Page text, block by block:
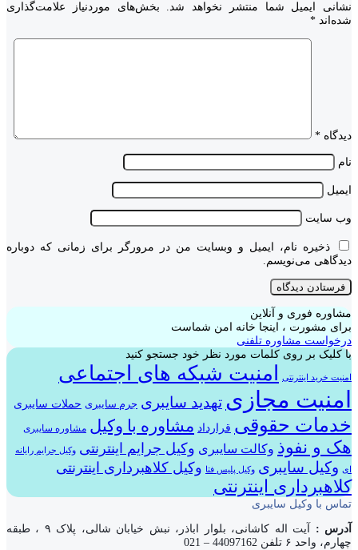
نشانی ایمیل شما منتشر نخواهد شد.
بخش‌های موردنیاز علامت‌گذاری
شده‌اند *
دیدگاه *
نام
ایمیل
وب‌ سایت
ذخیره نام، ایمیل و وبسایت من در مرورگر برای زمانی که دوباره
دیدگاهی می‌نویسم.
مشاوره فوری و آنلاین
برای مشورت ، اینجا خانه امن شماست
درخواست مشاوره تلفنی
با کلیک بر روی کلمات مورد نظر خود جستجو کنید
امنیت خرید اینترنتی امنیت شبکه های اجتماعی
امنیت مجازی تهدید سایبری جرم سایبری حملات سایبری
خدمات حقوقی قرارداد مشاوره با وکیل مشاوره سایبری
هک و نفوذ وکالت سایبری وکیل جرایم اینترنتی وکیل جرایم رایانه
ای وکیل سایبری وکیل پلیس فتا وکیل کلاهبرداری اینترنتی
کلاهبرداری اینترنتی
تماس با وکیل سایبری
آدرس :
آیت اله کاشانی، بلوار اباذر، نبش خیابان شالی، پلاک ۹ ، طبقه
چهارم، واحد ۶ تلفن 44097162 – 021